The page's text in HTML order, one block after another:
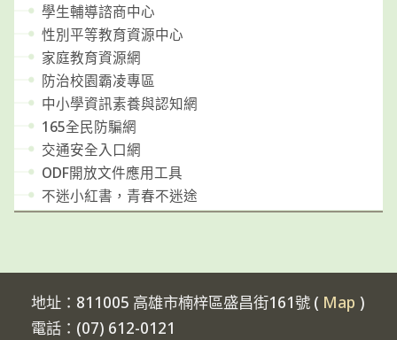
學生輔導諮商中心
性別平等教育資源中心
家庭教育資源網
防治校園霸凌專區
中小學資訊素養與認知網
165全民防騙網
交通安全入口網
ODF開放文件應用工具
不迷小紅書，青春不迷途
地址：811005 高雄市楠梓區盛昌街161號 ( Map )
電話：(07) 612-0121